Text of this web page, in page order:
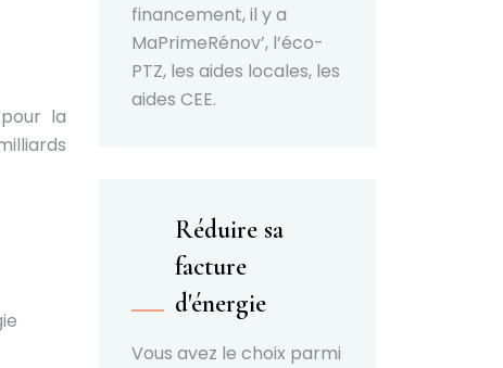
la
financement, il y a
MaPrimeRénov’, l’éco-
PTZ, les aides locales, les
aides CEE.
Réduire sa
facture
d'énergie
Vous avez le choix parmi